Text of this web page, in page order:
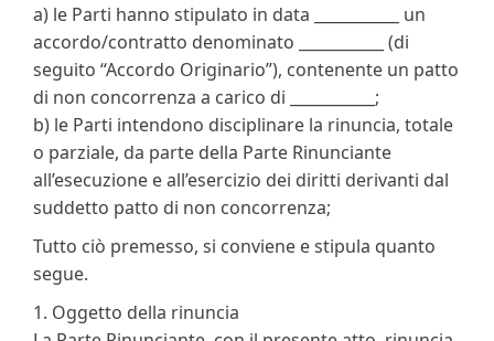
a) le Parti hanno stipulato in data ___________ un
accordo/contratto denominato ___________ (di
seguito “Accordo Originario”), contenente un patto
di non concorrenza a carico di ___________;
b) le Parti intendono disciplinare la rinuncia, totale
o parziale, da parte della Parte Rinunciante
all’esecuzione e all’esercizio dei diritti derivanti dal
suddetto patto di non concorrenza;
Tutto ciò premesso, si conviene e stipula quanto
segue.
1. Oggetto della rinuncia